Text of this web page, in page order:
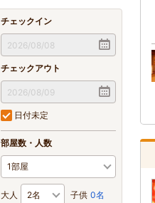
チェックイン
チェックアウト
日付未定
部屋数・人数
大人 子供 0名